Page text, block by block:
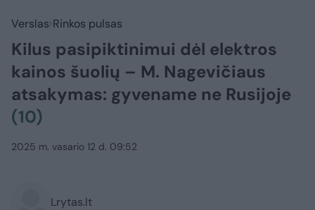
Verslas Rinkos pulsas
Kilus pasipiktinimui dėl elektros
kainos šuolių – M. Nagevičiaus
atsakymas: gyvename ne Rusijoje
(10)
2025 m. vasario 12 d. 09:52
Lrytas.lt